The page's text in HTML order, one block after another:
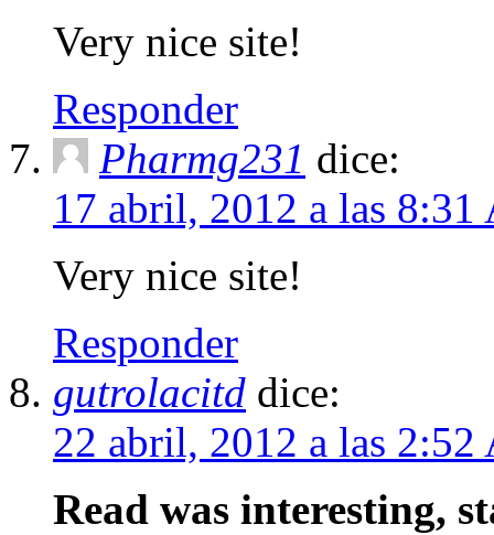
Very nice site!
Responder
Pharmg231 dice:
17 abril, 2012 a las 8:31
Very nice site!
Responder
gutrolacitd dice:
22 abril, 2012 a las 2:52
Read was interesting,